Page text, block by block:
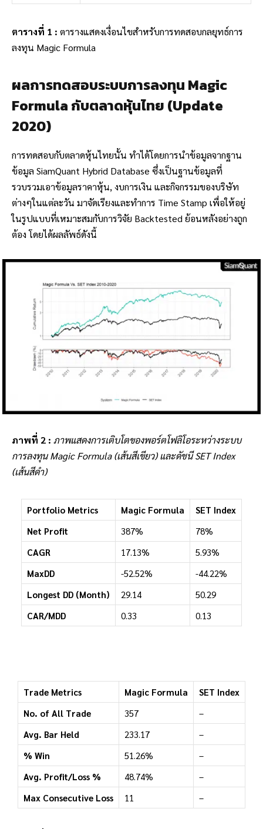
ตารางที่ 1 : ตารางแสดงเงื่อนไขสำหรับการทดสอบกลยุทธ์การ
ลงทุน Magic Formula
ผลการทดสอบระบบการลงทุน Magic
Formula กับตลาดหุ้นไทย (Update
2020)
การทดสอบกับตลาดหุ้นไทยนั้น ทำได้โดยการนำข้อมูลจากฐาน
ข้อมูล SiamQuant Hybrid Database ซึ่งเป็นฐานข้อมูลที่
รวบรวมเอาข้อมูลราคาหุ้น, งบการเงิน และกิจกรรมของบริษัท
ต่างๆในแต่ละวัน มาจัดเรียงและทำการ Time Stamp เพื่อให้อยู่
ในรูปแบบที่เหมาะสมกับการวิจัย Backtested ย้อนหลังอย่างถูก
ต้อง โดยได้ผลลัพธ์ดังนี้
ภาพที่ 2 : ภาพแสดงการเติบโตของพอร์ตโฟลิโอระหว่างระบบ
การลงทุน Magic Formula (เส้นสีเขียว) และดัชนี SET Index
(เส้นสีดำ)
Portfolio Metrics Magic Formula
SET Index
Net Profit
387%
78%
CAGR
17.13%
5.93%
MaxDD
-52.52%
-44.22%
Longest DD (Month)
29.14
50.29
CAR/MDD
0.33 0.13
Trade Metrics Magic Formula
SET Index
No. of All Trade
357
–
Avg. Bar Held
233.17
–
% Win
51.26%
–
Avg. Profit/Loss %
48.74%
–
Max Consecutive Loss
11 –